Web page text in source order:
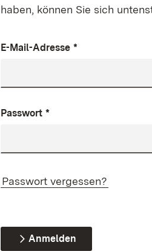
haben, können Sie sich
E-Mail-Adresse *
Passwort *
Passwort vergessen?
Anmelden